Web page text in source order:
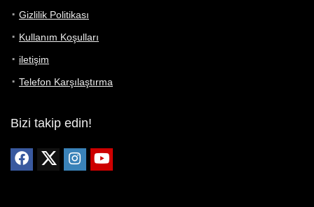
Gizlilik Politikası
Kullanım Koşulları
iletişim
Telefon Karşılaştırma
Bizi takip edin!